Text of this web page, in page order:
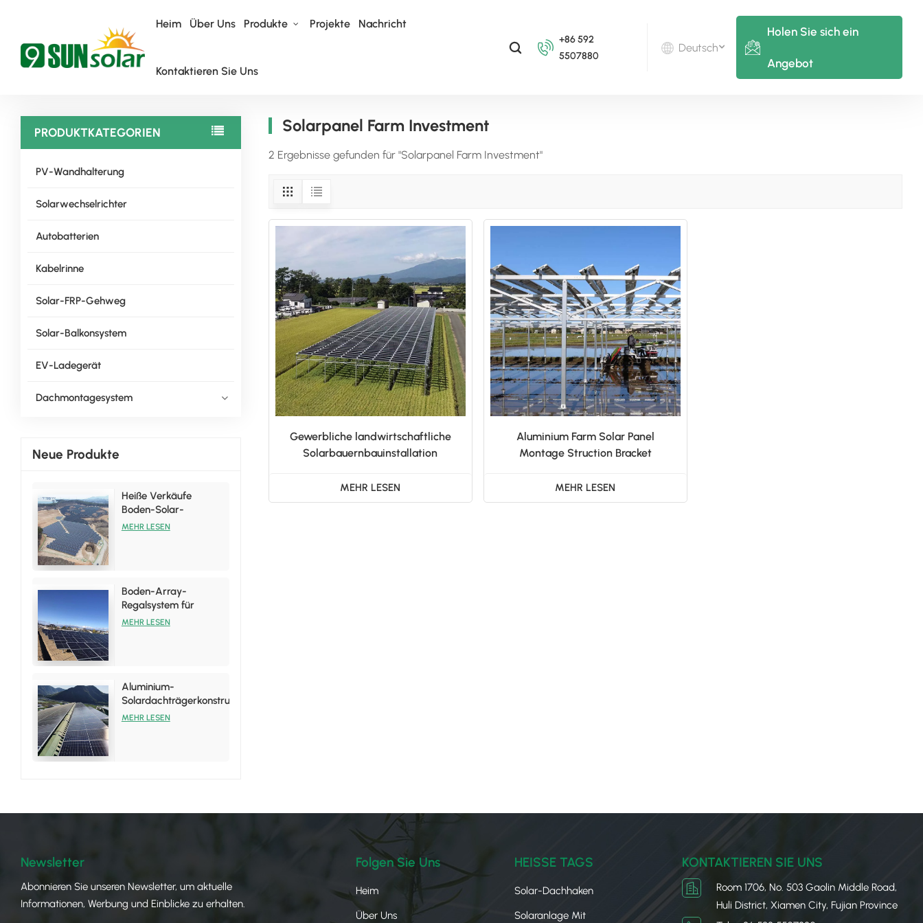
Heim Über Uns Produkte Projekte Nachricht
Kontaktieren Sie Uns
+86 592
5507880
Deutsch
español
Nederlands
العربية
日本語
한국의
Holen Sie sich ein
Angebot
Solarpanel Farm Investment
PRODUKTKATEGORIEN
PV-Wandhalterung
Solarwechselrichter
Autobatterien
Kabelrinne
Solar-FRP-Gehweg
Solar-Balkonsystem
EV-Ladegerät
Dachmontagesystem
Neue Produkte
Heiße Verkäufe
Boden-Solar-
Installationsregal-
MEHR LESEN
Boden-Array-
Regalsystem für
Aluminium-
MEHR LESEN
Aluminium-
Solardachträgerkonstruktion
für
MEHR LESEN
Solarpanel Farm Investment
2 Ergebnisse gefunden für "Solarpanel Farm Investment"
Gewerbliche landwirtschaftliche
Solarbauernbauinstallation
MEHR LESEN
Aluminium Farm Solar Panel
Montage Struction Bracket
MEHR LESEN
Newsletter
Abonnieren Sie unseren Newsletter, um aktuelle
Informationen, Werbung und Einblicke zu erhalten.
Folgen Sie Uns
Heim
Über Uns
HEISSE TAGS
Solar-Dachhaken
Solaranlage Mit
KONTAKTIEREN SIE UNS
Room 1706, No. 503 Gaolin Middle Road,
Huli District, Xiamen City, Fujian Province